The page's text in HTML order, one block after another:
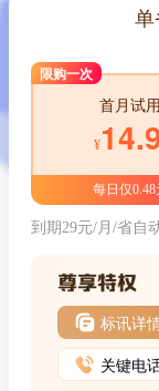
限购一次
首月试用
¥
每日仅0.48
到期29元/月/省自
标讯详
关键电